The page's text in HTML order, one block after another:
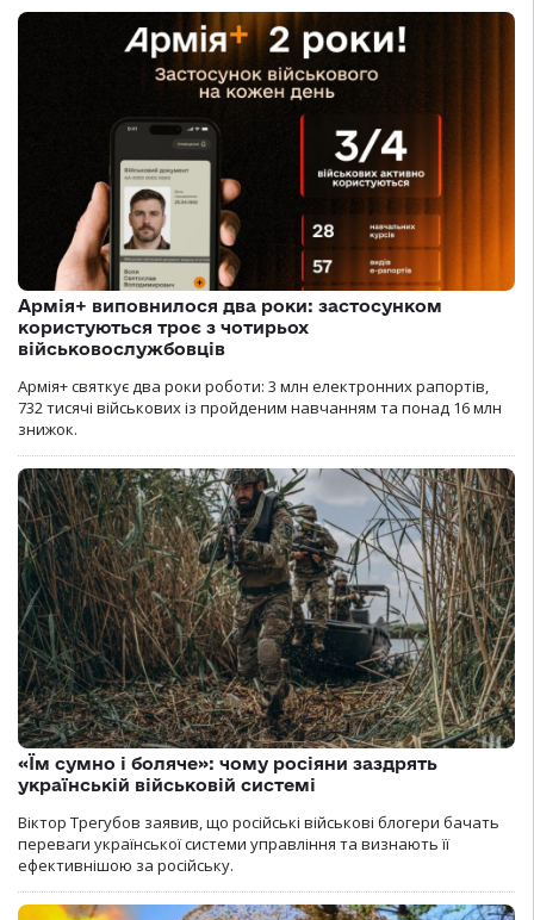
Армія+ виповнилося два роки: застосунком
користуються троє з чотирьох
військовослужбовців
Армія+ святкує два роки роботи: 3 млн електронних рапортів,
732 тисячі військових із пройденим навчанням та понад 16 млн
знижок.
«Їм сумно і боляче»: чому росіяни заздрять
українській військовій системі
Віктор Трегубов заявив, що російські військові блогери бачать
переваги української системи управління та визнають її
ефективнішою за російську.